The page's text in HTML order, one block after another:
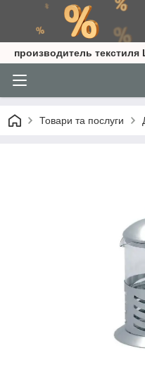
производитель текстиля
Товари та послуги